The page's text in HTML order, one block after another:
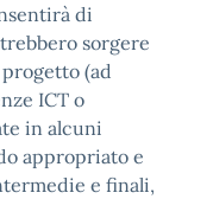
di
sorgere
(ad
ICT o
in alcuni
appropriato e
e finali,